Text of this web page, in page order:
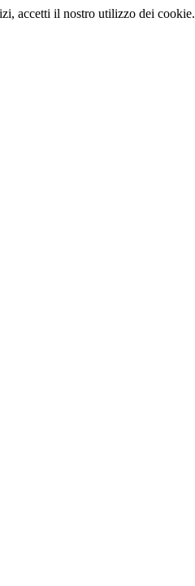
accetti il nostro utilizzo dei cookie.